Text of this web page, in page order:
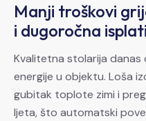
Manji troškovi
i dugoročna
Kvalitetna stolarija
energije u objektu. Loša
gubitak toplote zimi i
ljeta, što automatski